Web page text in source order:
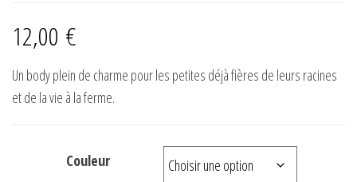
12,00 €
Un body plein de charme pour les petites déjà fières de leurs racines
et de la vie à la ferme.
Couleur